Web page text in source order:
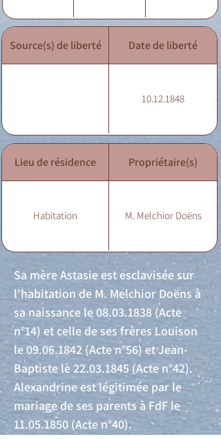
Source(s) de liberté Date de liberté
10.12.1848
Lieu de résidence Propriétaire(s)
Habitation M. Melchior Doëns
Sa mère Astasie est esclavisée sur
l'habitation de M. Melchior Doëns à
sa naissance le08.03.1838 (Acte
n°14) et celle de ses frères Louison
le09.06.1842 (Acte n°56) et Jean-
Baptiste le22.03.1845 (Acte n°42).
Alexandrine est légitimée par le
mariage de ses parents à FdF le
11.05.1850(Acte n°40).